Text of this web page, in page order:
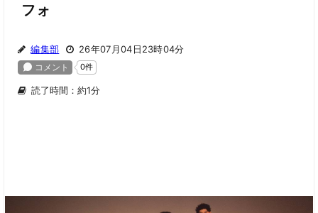
フォ
編集部 26年07月04日23時04分
読了時間：約1分